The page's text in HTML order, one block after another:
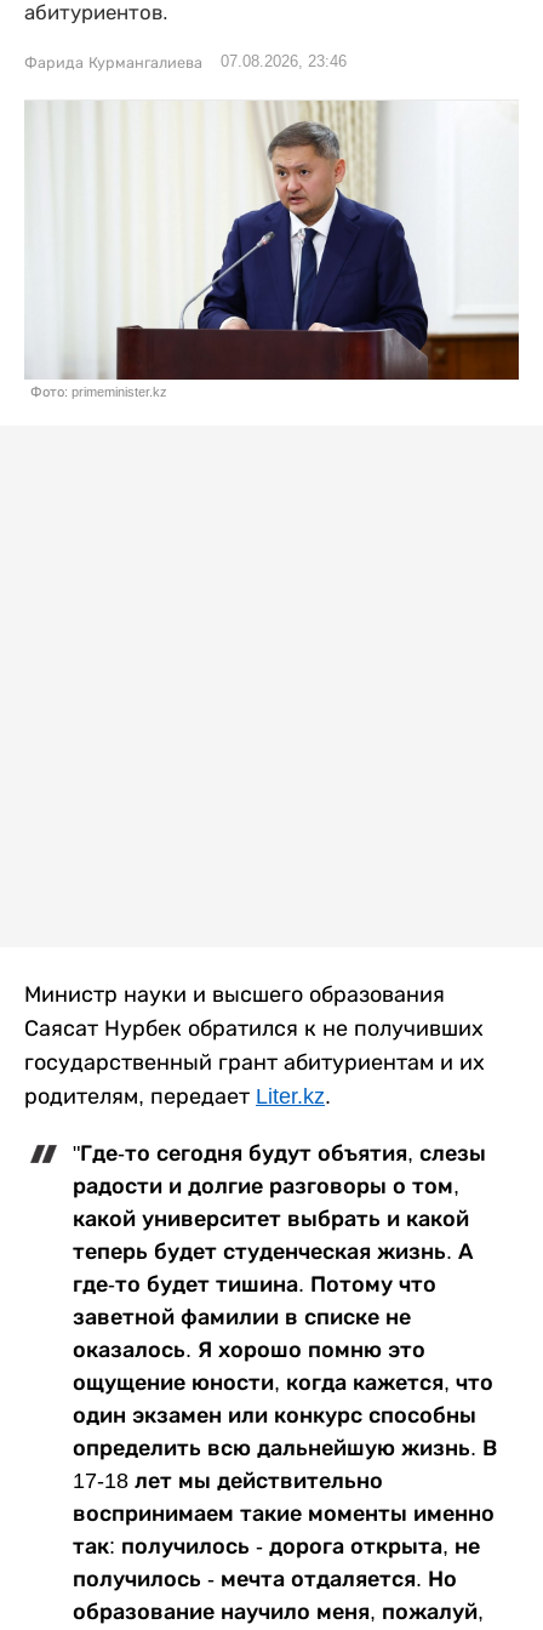
абитуриентов.
Фарида Курмангалиева 07.08.2026, 23:46
Фото: primeminister.kz
Министр науки и высшего образования
Саясат Нурбек обратился к не получивших
государственный грант абитуриентам и их
родителям, передает Liter.kz.
"Где-то сегодня будут объятия, слезы
радости и долгие разговоры о том,
какой университет выбрать и какой
теперь будет студенческая жизнь. А
где-то будет тишина. Потому что
заветной фамилии в списке не
оказалось. Я хорошо помню это
ощущение юности, когда кажется, что
один экзамен или конкурс способны
определить всю дальнейшую жизнь. В
17-18 лет мы действительно
воспринимаем такие моменты именно
так: получилось - дорога открыта, не
получилось - мечта отдаляется. Но
образование научило меня, пожалуй,